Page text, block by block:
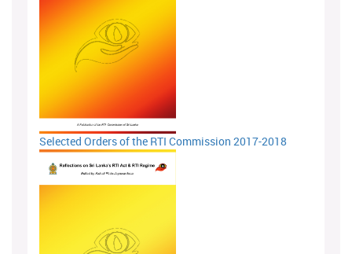
Selected Orders of the RTI Commission 2017-2018